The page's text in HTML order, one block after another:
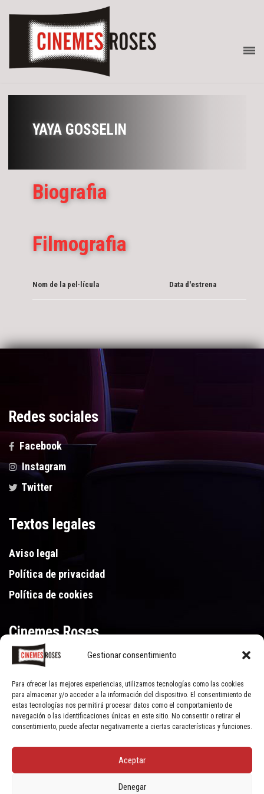
Gestionar consentimiento
Para ofrecer las mejores experiencias, utilizamos tecnologías como las cookies
para almacenar y/o acceder a la información del dispositivo. El consentimiento de
estas tecnologías nos permitirá procesar datos como el comportamiento de
navegación o las identificaciones únicas en este sitio. No consentir o retirar el
consentimiento, puede afectar negativamente a ciertas características y funciones.
Aceptar
Denegar
YAYA GOSSELIN
Biografia
Filmografia
Nom de la pel·lícula Data d'estrena
Redes sociales
Facebook
Instagram
Twitter
Textos legales
Aviso legal
Política de privacidad
Política de cookies
Cinemes Roses
Gran Via de Pau Casals 250, 17480 Roses (Girona)
972 15 46 46
© Cinemes Roses - 2022, all rights reserved | Powered by